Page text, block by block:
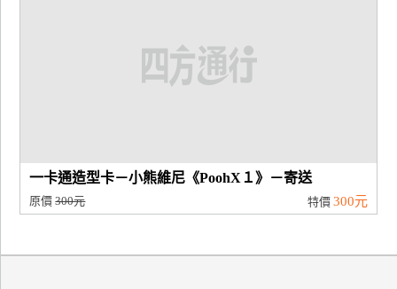
一卡通造型卡－小熊維尼《PoohX１》－寄送
原價300元 特價 300元